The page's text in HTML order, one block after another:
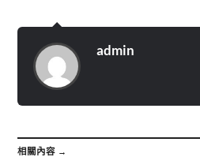
admin
相關內容 →